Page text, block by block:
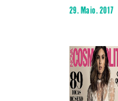
29. Maio. 2017